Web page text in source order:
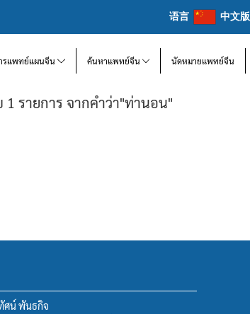
语言 中文版
รแพทย์แผนจีน ค้นหาแพทย์จีน นัดหมายแพทย์จีน
รายการ จากคำว่า"ท่านอน"
ศน์ พันธกิจ